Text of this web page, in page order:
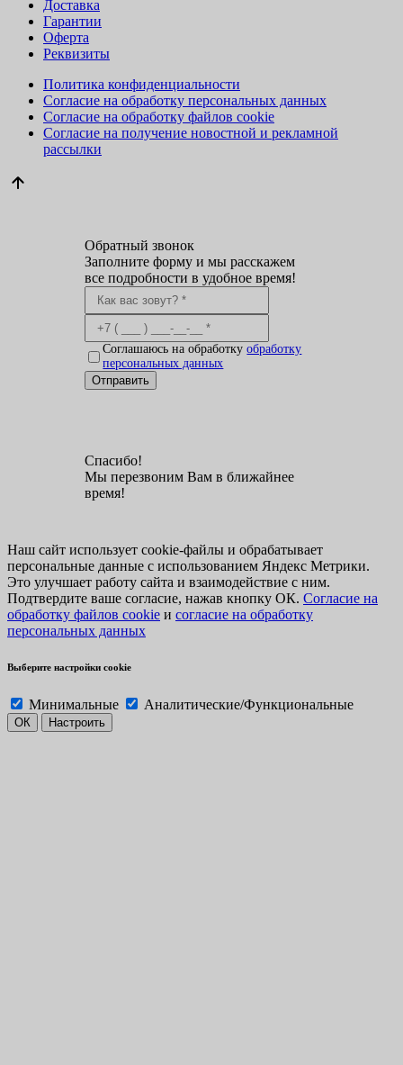
Доставка
Гарантии
Оферта
Реквизиты
Политика конфиденциальности
Согласие на обработку персональных данных
Согласие на обработку файлов cookie
Согласие на получение новостной и рекламной
рассылки
Обратный звонок
Заполните форму и мы расскажем
все подробности в удобное время!
Соглашаюсь на обработкуобработку
персональных данных
Отправить
Спасибо!
Мы перезвоним Вам в ближайнее
время!
Наш сайт использует cookie-файлы и обрабатывает
персональные данные с использованием Яндекс Метрики.
Это улучшает работу сайта и взаимодействие с ним.
Подтвердите ваше согласие, нажав кнопку ОК. Согласие на
обработку файлов cookie и согласие на обработку
персональных данных
Выберите настройки cookie
Минимальные Аналитические/Функциональные
ОК Настроить